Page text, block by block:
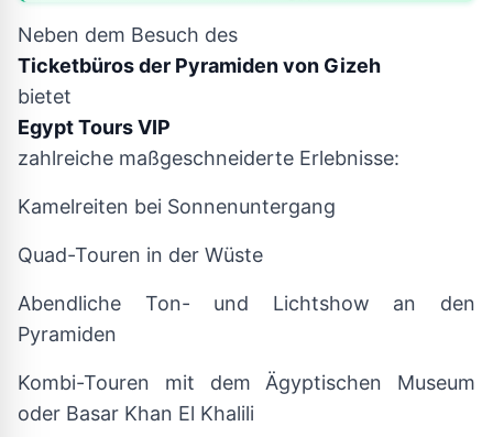
Neben dem Besuch des
Ticketbüros der Pyramiden von Gizeh
bietet
Egypt Tours VIP
zahlreiche maßgeschneiderte Erlebnisse:
Kamelreiten bei Sonnenuntergang
Quad-Touren in der Wüste
Abendliche Ton- und Lichtshow an den
Pyramiden
Kombi-Touren mit dem Ägyptischen Museum
oder Basar Khan El Khalili